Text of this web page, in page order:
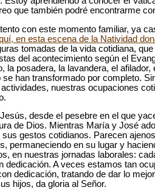
que también podré encontrarme
con este momento familiar, ya
en esta escena de la Natividad
tomadas de la vida cotidiana,
del acontecimiento según el
la posadera, la lavandera, el
se han transformado por completo.
nuestras ocupaciones
desde el pesebre en el que
de Dios. Mientras María y José
gestos cotidianos. Parecen
permaneciendo en su lugar y
en nuestras jornadas laborales:
dedicación. A veces estamos tan
dedicación, tratando de dar lo
hijos, da gloria al Señor.